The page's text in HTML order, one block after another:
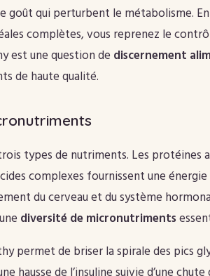
goût qui perturbent le métabolisme.
complètes, vous reprenez le
est une question de discernement
de haute qualité.
types de nutriments. Les protéines
complexes fournissent une
du cerveau et du système
diversité de micronutriments
permet de briser la spirale des pics